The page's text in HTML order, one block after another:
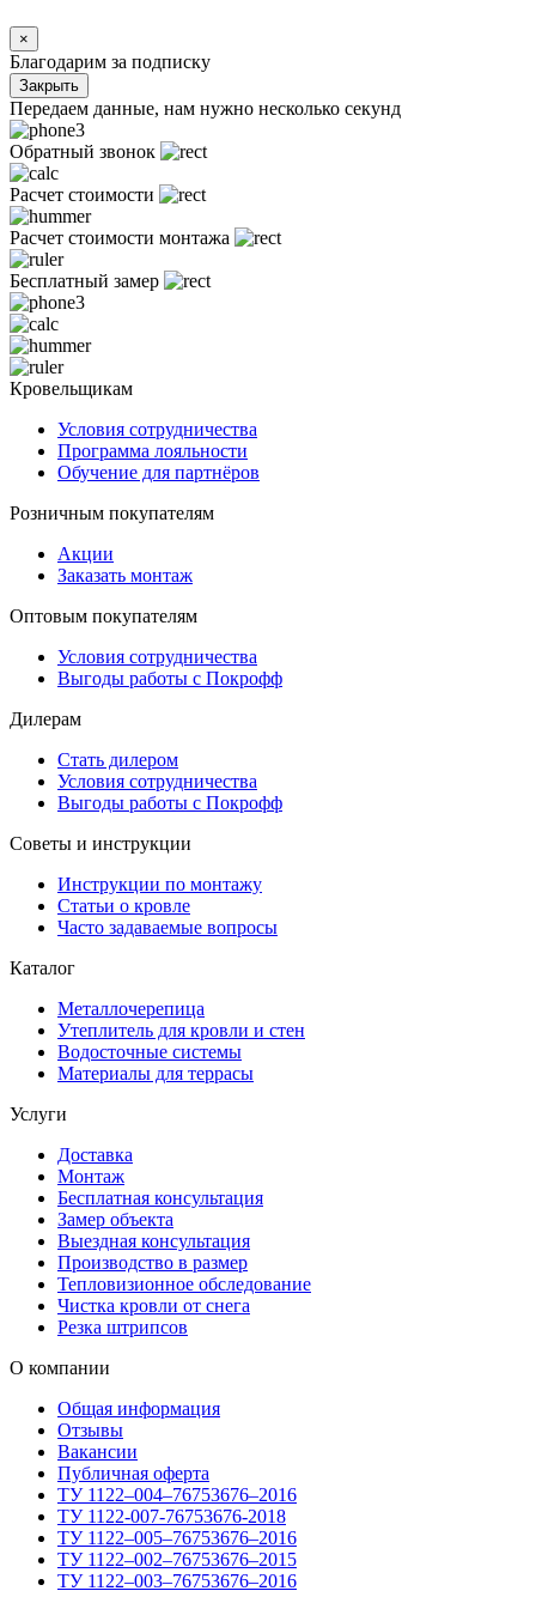
×
Благодарим за подписку
Закрыть
Передаем данные, нам нужно несколько секунд
Обратный звонок
Расчет стоимости
Расчет стоимости монтажа
Бесплатный замер
Кровельщикам
Условия сотрудничества
Программа лояльности
Обучение для партнёров
Розничным покупателям
Акции
Заказать монтаж
Оптовым покупателям
Условия сотрудничества
Выгоды работы с Покрофф
Дилерам
Стать дилером
Условия сотрудничества
Выгоды работы с Покрофф
Советы и инструкции
Инструкции по монтажу
Статьи о кровле
Часто задаваемые вопросы
Каталог
Металлочерепица
Утеплитель для кровли и стен
Водосточные системы
Материалы для террасы
Услуги
Доставка
Монтаж
Бесплатная консультация
Замер объекта
Выездная консультация
Производство в размер
Тепловизионное обследование
Чистка кровли от снега
Резка штрипсов
О компании
Общая информация
Отзывы
Вакансии
Публичная оферта
ТУ 1122–004–76753676–2016
ТУ 1122-007-76753676-2018
ТУ 1122–005–76753676–2016
ТУ 1122–002–76753676–2015
ТУ 1122–003–76753676–2016